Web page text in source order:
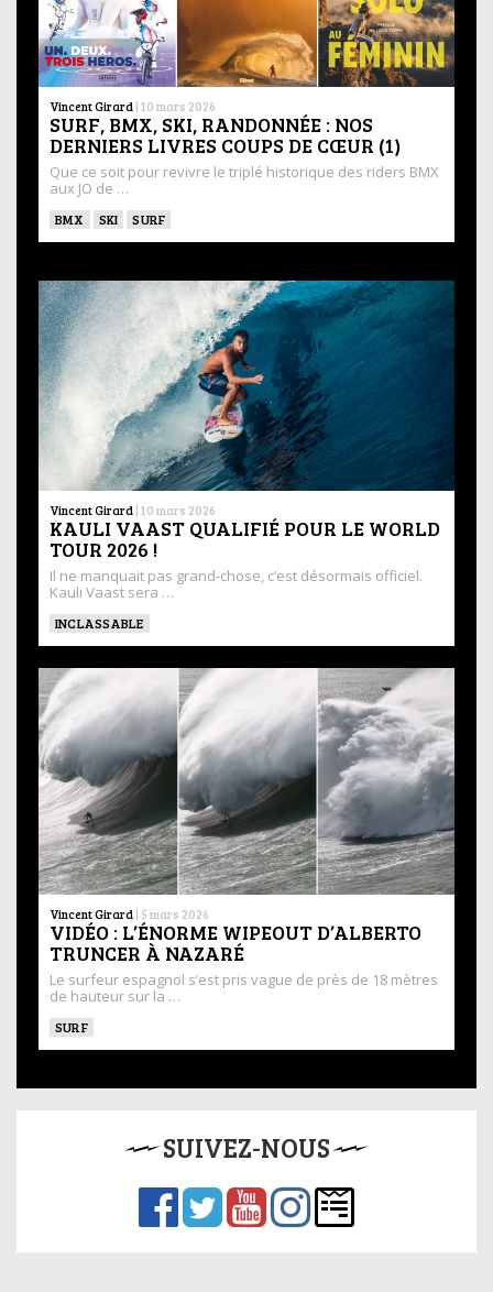
Vincent Girard | 10 mars 2026
SURF, BMX, SKI, RANDONNÉE : NOS
DERNIERS LIVRES COUPS DE CŒUR (1)
Que ce soit pour revivre le triplé historique des riders BMX
aux JO de …
BMX SKI SURF
Vincent Girard | 10 mars 2026
KAULI VAAST QUALIFIÉ POUR LE WORLD
TOUR 2026 !
Il ne manquait pas grand-chose, c’est désormais officiel.
Kauli Vaast sera …
INCLASSABLE
Vincent Girard | 5 mars 2026
VIDÉO : L’ÉNORME WIPEOUT D’ALBERTO
TRUNCER À NAZARÉ
Le surfeur espagnol s’est pris vague de près de 18 mètres
de hauteur sur la …
SURF
SUIVEZ-NOUS